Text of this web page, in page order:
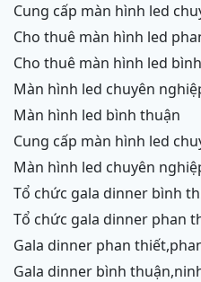
cung cấp màn hình led
cho thuê màn hình led
cho thuê màn hình led
màn hình led chuyên
màn hình led bình thuận
cung cấp màn hình led chuyên nghiệp phan thiết bình
thuận
màn hình led chuyên
tổ chức gala dinner bình thuận,ninh thuận,ninh
chữ,vĩnh hy,cam ranh
tổ chức gala dinner phan thiết,phang rang,ninh
chữ,vĩnh hy,cam ranh
gala dinner phan
gala dinner bình